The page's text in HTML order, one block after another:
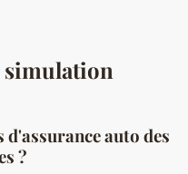
simulation
auto des
?